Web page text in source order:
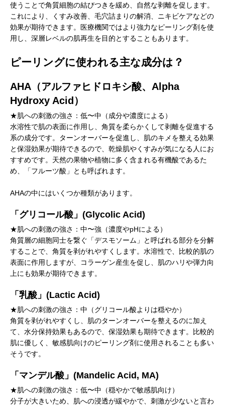
使うことで角質細胞の結びつきを緩め、自然な剥離を促します。
これにより、くすみ改善、毛穴詰まりの解消、ニキビケアなどの
効果が期待できます。医療機関ではより強力なピーリング剤を使
用し、深層レベルの肌再生を目的とすることもあります。
ピーリングに使われる主な成分は？
AHA（アルファヒドロキシ酸、Alpha
Hydroxy Acid）
★肌への刺激の強さ：低〜中（成分や濃度による）
水溶性で肌の表面に作用し、角質を柔らかくして剥離を促進する
系の成分です。ターンオーバーを促進し、肌のキメを整える効果
と保湿効果が期待できるので、乾燥肌やくすみが気になる人にお
すすめです。天然の果物や植物に多く含まれる有機酸であるた
め、「フルーツ酸」とも呼ばれます。
AHAの中にはいくつか種類があります。
「グリコール酸」(Glycolic Acid)
★肌への刺激の強さ：中〜強（濃度やpHによる）
角質層の細胞同士を繋ぐ「デスモソーム」と呼ばれる部分を分解
することで、角質を剥がれやすくします。水溶性で、比較的肌の
表面に作用しますが、コラーゲン産生を促し、肌のハリや弾力向
上にも効果が期待できます。
「乳酸」(Lactic Acid)
★肌への刺激の強さ：中（グリコール酸よりは穏やか）
角質を剥がれやすくし、肌のターンオーバーを整えるのに加え
て、水分保持効果もあるので、保湿効果も期待できます。比較的
肌に優しく、敏感肌向けのピーリング剤に使用されることも多い
そうです。
「マンデル酸」(Mandelic Acid, MA)
★肌への刺激の強さ：低〜中（穏やかで敏感肌向け）
分子が大きいため、肌への浸透が緩やかで、刺激が少ないと言わ